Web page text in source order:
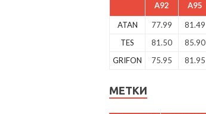
A92 A95
ATAN 77.99 81.49
TES
81.50 85.90
GRIFON
75.95 81.95
МЕТКИ